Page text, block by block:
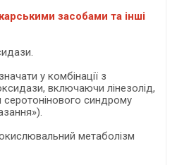
засобами та інші
у комбінації з
включаючи лінезолід,
синдрому
метаболізм